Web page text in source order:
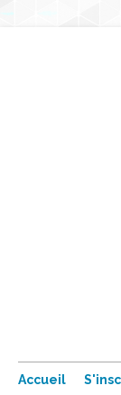
Accueil